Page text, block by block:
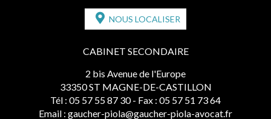
NOUS LOCALISER
CABINET SECONDAIRE
2 bis Avenue de l'Europe
33350 ST MAGNE-DE-CASTILLON
Tél : 05 57 55 87 30 - Fax : 05 57 51 73 64
Email : gaucher-piola@gaucher-piola-avocat.fr